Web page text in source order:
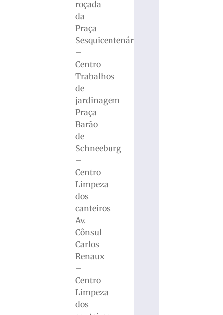
roçada
da
Praça
Sesquicentenário
–
Centro
Trabalhos
de
jardinagem
Praça
Barão
de
Schneeburg
–
Centro
Limpeza
dos
canteiros
Av.
Cônsul
Carlos
Renaux
–
Centro
Limpeza
dos